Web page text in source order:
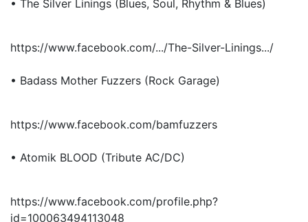
• The Silver Linings (Blues, Soul, Rhythm & Blues)
https://www.facebook.com/.../The-Silver-Linings.../
• Badass Mother Fuzzers (Rock Garage)
https://www.facebook.com/bamfuzzers
• Atomik BLOOD (Tribute AC/DC)
https://www.facebook.com/profile.php?
id=100063494113048